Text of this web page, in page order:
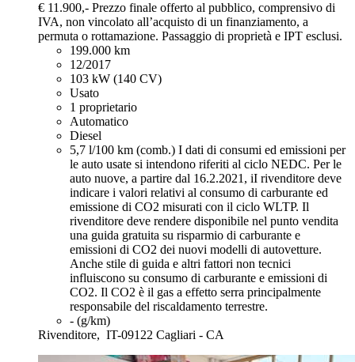
€ 11.900,- Prezzo finale offerto al pubblico, comprensivo di
IVA, non vincolato all’acquisto di un finanziamento, a
permuta o rottamazione. Passaggio di proprietà e IPT esclusi.
199.000 km
12/2017
103 kW (140 CV)
Usato
1 proprietario
Automatico
Diesel
5,7 l/100 km (comb.) I dati di consumi ed emissioni per
le auto usate si intendono riferiti al ciclo NEDC. Per le
auto nuove, a partire dal 16.2.2021, iI rivenditore deve
indicare i valori relativi al consumo di carburante ed
emissione di CO2 misurati con il ciclo WLTP. Il
rivenditore deve rendere disponibile nel punto vendita
una guida gratuita su risparmio di carburante e
emissioni di CO2 dei nuovi modelli di autovetture.
Anche stile di guida e altri fattori non tecnici
influiscono su consumo di carburante e emissioni di
CO2. Il CO2 è il gas a effetto serra principalmente
responsabile del riscaldamento terrestre.
- (g/km)
Rivenditore, IT-09122 Cagliari - CA